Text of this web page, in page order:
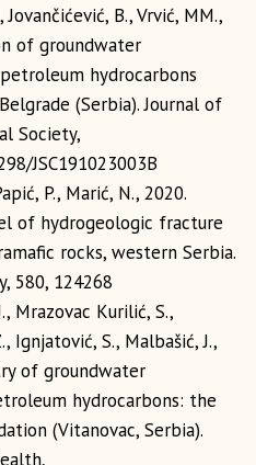
B., Vrvić, MM.,
of groundwater
hydrocarbons
(Serbia). Journal of
Society,
JSC191023003B
P., Marić, N., 2020.
of hydrogeologic fracture
rocks, western Serbia.
580, 124268
Mrazovac Kurilić, S.,
Ignjatović, S., Malbašić, J.,
of groundwater
hydrocarbons: the
(Vitanovac, Serbia).